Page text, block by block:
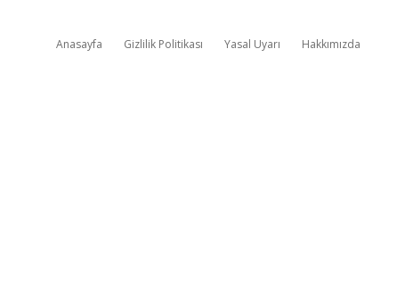
Anasayfa Gizlilik Politikası Yasal Uyarı Hakkımızda